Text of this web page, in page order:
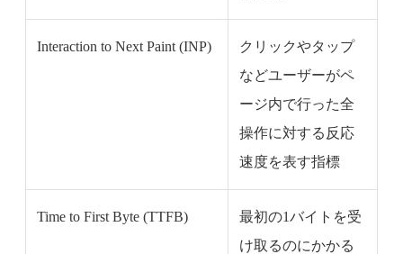
Interaction to Next Paint (INP)
クリックやタップ
などユーザーがペ
ージ内で行った全
操作に対する反応
速度を表す指標
Time to First Byte (TTFB)
最初の1バイトを受
け取るのにかかる